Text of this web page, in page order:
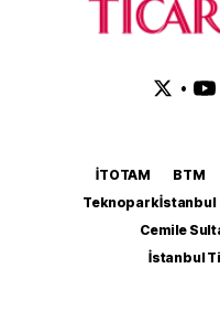
•
İTOTAM BTM
Teknopark İstanbul
Cemile
İstanbul